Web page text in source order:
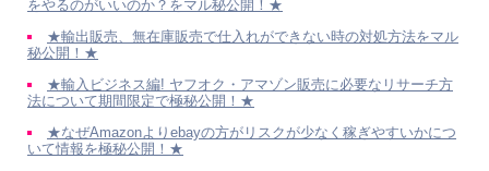
をやるのがいいのか？をマル秘公開！★
★輸出販売、無在庫販売で仕入れができない時の対処方法をマル
秘公開！★
★輸入ビジネス編! ヤフオク・アマゾン販売に必要なリサーチ方
法について期間限定で極秘公開！★
★なぜAmazonよりebayの方がリスクが少なく稼ぎやすいかにつ
いて情報を極秘公開！★